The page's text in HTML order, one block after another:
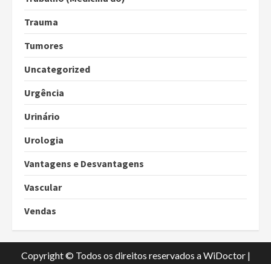
Trauma
Tumores
Uncategorized
Urgência
Urinário
Urologia
Vantagens e Desvantagens
Vascular
Vendas
Copyright © Todos os direitos reservados a WiDoctor |